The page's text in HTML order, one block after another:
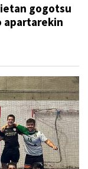
gogotsu
apartarekin